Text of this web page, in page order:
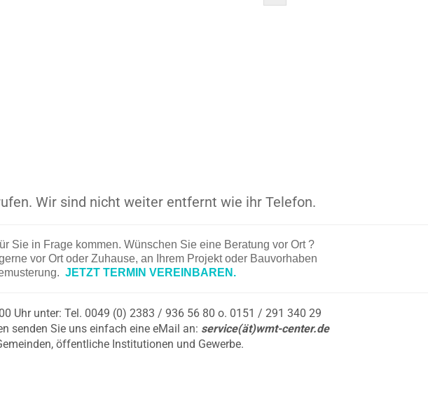
Wir sind nicht weiter entfernt wie ihr Telefon.
Sie in Frage kommen. Wünschen Sie eine Beratung vor Ort ?
vor Ort oder Zuhause, an Ihrem Projekt oder Bauvorhaben
JETZT TERMIN VEREINBAREN.
Uhr unter: Tel. 0049 (0) 2383 / 936 56 80 o. 0151 / 291 340 29
senden Sie uns einfach eine eMail an: service(ät)wmt-center.de
öffentliche Institutionen und Gewerbe.